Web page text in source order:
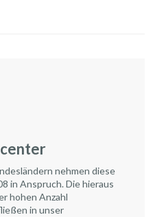
nehmen diese
in Anspruch. Die hieraus
hohen Anzahl
in unser